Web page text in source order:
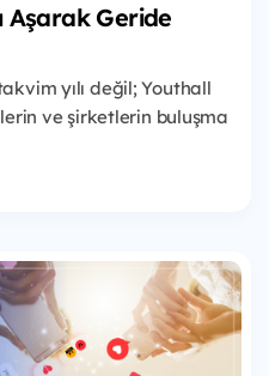
Aşarak Geride
yılı değil; Youthall
ve şirketlerin buluşma